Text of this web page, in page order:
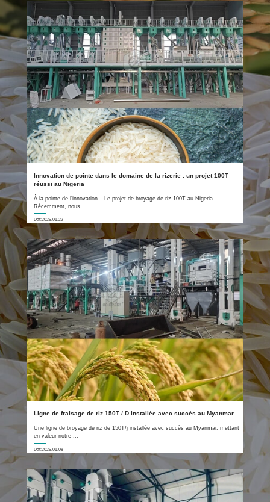
Innovation de pointe dans le domaine de la rizerie : un projet 100T
réussi au Nigeria
À la pointe de l’innovation – Le projet de broyage de riz 100T au Nigeria
Récemment, nous...
Dat:2025.01.22
Ligne de fraisage de riz 150T / D installée avec succès au Myanmar
Une ligne de broyage de riz de 150T/j installée avec succès au Myanmar, mettant
en valeur notre ...
Dat:2025.01.08